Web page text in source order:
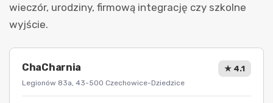
wieczór, urodziny, firmową integrację czy szkolne
wyjście.
ChaCharnia
Legionów 83a, 43-500 Czechowice-Dziedzice
★ 4.1